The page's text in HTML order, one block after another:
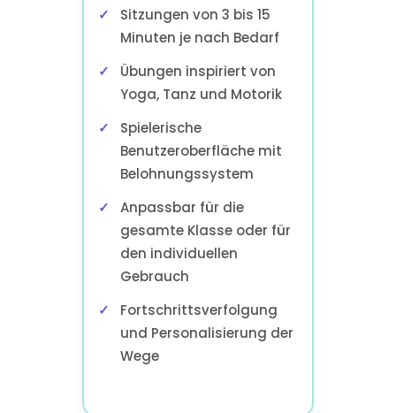
Sitzungen von 3 bis 15
Minuten je nach Bedarf
Übungen inspiriert von
Yoga, Tanz und Motorik
Spielerische
Benutzeroberfläche mit
Belohnungssystem
Anpassbar für die
gesamte Klasse oder für
den individuellen
Gebrauch
Fortschrittsverfolgung
und Personalisierung der
Wege